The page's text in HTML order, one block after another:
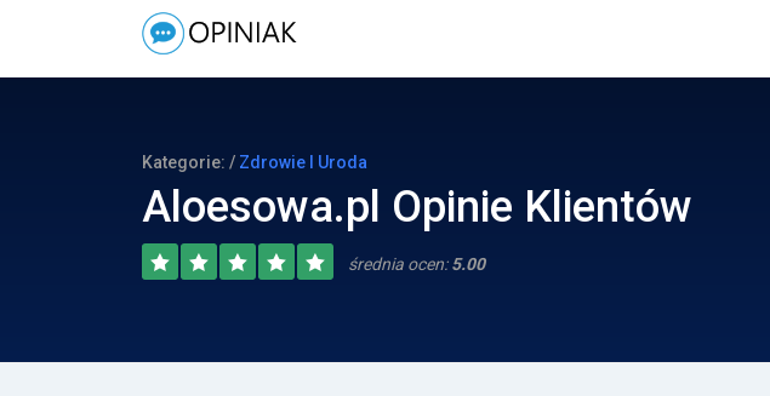
Kategorie: / Zdrowie I Uroda
Aloesowa.pl Opinie Klientów
średnia ocen:5.00